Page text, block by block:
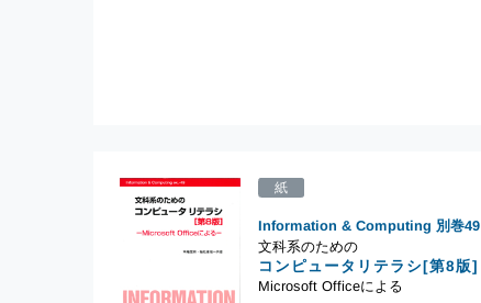
文科系のための
コンピュータリテラシ[第8版]
Microsoft Officeによる
Information & Computing 別巻49
紙